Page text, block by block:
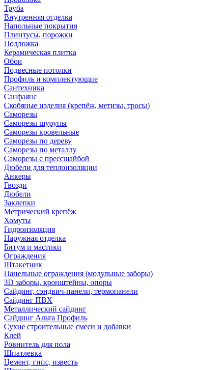
Труба
Внутренняя отделка
Напольные покрытия
Плинтусы, порожки
Подложка
Керамическая плитка
Обои
Подвесные потолки
Профиль и комплектующие
Сантехника
Санфаянс
Скобяные изделия (крепёж, метизы, тросы)
Саморезы
Саморезы шурупы
Саморезы кровельные
Саморезы по дереву
Саморезы по металлу
Саморезы с прессшайбой
Дюбели для теплоизоляции
Анкеры
Гвозди
Дюбели
Заклепки
Метрический крепёж
Хомуты
Гидроизоляция
Наружная отделка
Битум и мастики
Ограждения
Штакетник
Панельные ограждения (модульные заборы)
3D заборы, кронштейны, опоры
Cайдинг, сэндвич-панели, термопанели
Сайдинг ПВХ
Металлический сайдинг
Сайдинг Альта Профиль
Сухие строительные смеси и добавки
Клей
Ровнитель для пола
Шпатлевка
Цемент, гипс, известь